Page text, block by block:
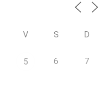
V S D
5 6 7